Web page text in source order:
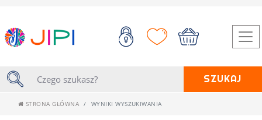
SZUKAJ
STRONA GŁÓWNA WYNIKI WYSZUKIWANIA